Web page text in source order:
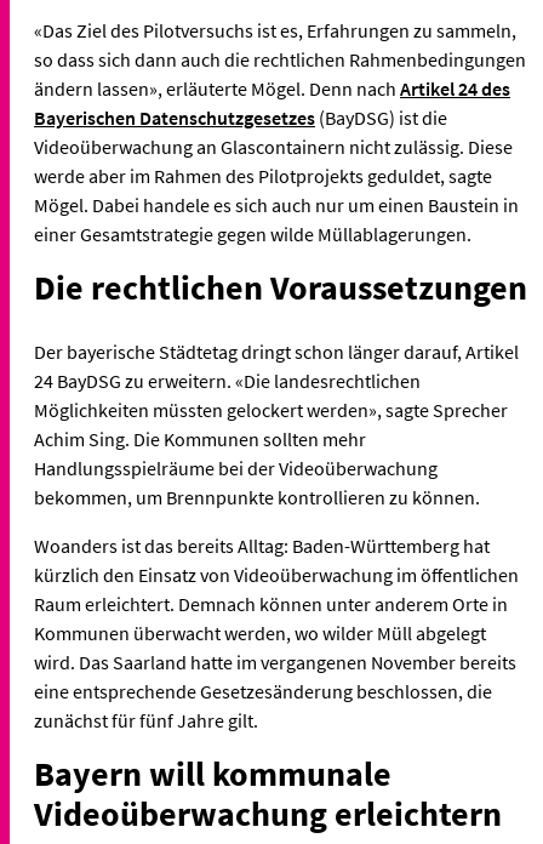
«Das Ziel des Pilotversuchs ist es, Erfahrungen zu sammeln,
so dass sich dann auch die rechtlichen Rahmenbedingungen
ändern lassen», erläuterte Mögel. Denn nach Artikel 24 des
Bayerischen Datenschutzgesetzes (BayDSG) ist die
Videoüberwachung an Glascontainern nicht zulässig. Diese
werde aber im Rahmen des Pilotprojekts geduldet, sagte
Mögel. Dabei handele es sich auch nur um einen Baustein in
einer Gesamtstrategie gegen wilde Müllablagerungen.
Die rechtlichen Voraussetzungen
Der bayerische Städtetag dringt schon länger darauf, Artikel
24 BayDSG zu erweitern. «Die landesrechtlichen
Möglichkeiten müssten gelockert werden», sagte Sprecher
Achim Sing. Die Kommunen sollten mehr
Handlungsspielräume bei der Videoüberwachung
bekommen, um Brennpunkte kontrollieren zu können.
Woanders ist das bereits Alltag: Baden-Württemberg hat
kürzlich den Einsatz von Videoüberwachung im öffentlichen
Raum erleichtert. Demnach können unter anderem Orte in
Kommunen überwacht werden, wo wilder Müll abgelegt
wird. Das Saarland hatte im vergangenen November bereits
eine entsprechende Gesetzesänderung beschlossen, die
zunächst für fünf Jahre gilt.
Bayern will kommunale
Videoüberwachung erleichtern